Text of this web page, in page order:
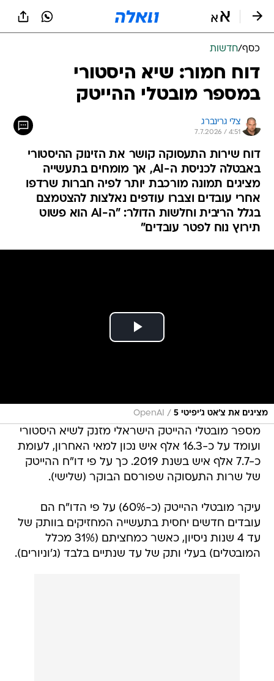
כסף/חדשות
דוח חמור: שיא היסטורי
במספר מובטלי ההייטק
צלי גרינברג
7.7.2026 / 4:51
דוח שירות התעסוקה קושר את הזינוק ההיסטורי
באבטלה לכניסת ה-AI, אך מומחים בתעשייה
מציגים תמונה מורכבת יותר לפיה חברות שרדפו
אחרי עובדים וצברו עודפים נאלצות להצטמצם
בגלל הריבית וחלשות הדולר: "ה-AI הוא פשוט
תירוץ נוח לפטר עובדים"
מציגים את צ'אט ג'יפיטי 5 /
OpenAI
מספר מובטלי ההייטק הישראלי מזנק לשיא היסטורי
ועומד על כ-16.3 אלף איש נכון למאי האחרון, לעומת
כ-7.7 אלף איש בשנת 2019. כך על פי דו"ח ההייטק
של שרות התעסוקה שפורסם הבוקר (שלישי).
עיקר מובטלי ההייטק (כ-60%) על פי הדו"ח הם
עובדים חדשים יחסית בתעשייה המחזיקים בוותק של
עד 4 שנות ניסיון, כאשר כמחציתם (31% מכלל
המובטלים) בעלי ותק של עד שנתיים בלבד (ג'וניורים).